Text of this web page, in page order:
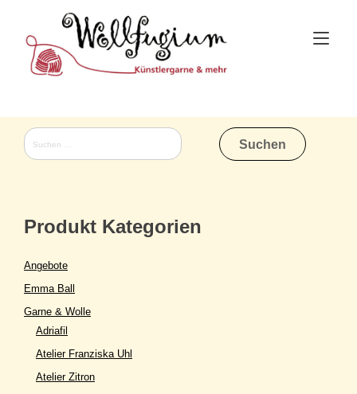
content
Suchen
nach:
Produkt Kategorien
Angebote
Emma Ball
Garne & Wolle
Adriafil
Atelier Franziska Uhl
Atelier Zitron